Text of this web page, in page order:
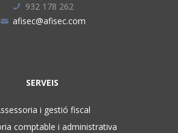
932 178 262
afisec@afisec.com
SERVEIS
i gestió fiscal
comptable i administrativa